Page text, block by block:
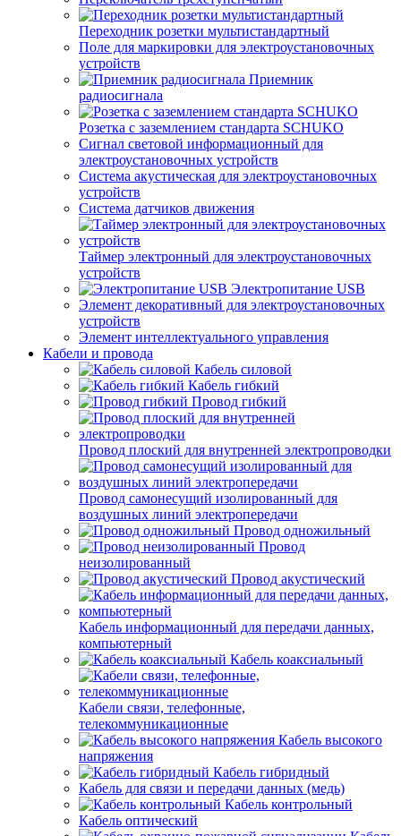
Переходник розетки мультистандартный
Поле для маркировки для электроустановочных
устройств
Приемник
радиосигнала
Розетка с заземлением стандарта SCHUKO
Сигнал световой информационный для
электроустановочных устройств
Система акустическая для электроустановочных
устройств
Система датчиков движения
Таймер электронный для электроустановочных
устройств
Электропитание USB
Элемент декоративный для электроустановочных
устройств
Элемент интеллектуального управления
Кабели и провода
Кабель силовой
Кабель гибкий
Провод гибкий
Провод плоский для внутренней электропроводки
Провод самонесущий изолированный для
воздушных линий электропередачи
Провод одножильный
Провод
неизолированный
Провод акустический
Кабель информационный для передачи данных,
компьютерный
Кабель коаксиальный
Кабели связи, телефонные,
телекоммуникационные
Кабель высокого
напряжения
Кабель гибридный
Кабель для связи и передачи данных (медь)
Кабель контрольный
Кабель оптический